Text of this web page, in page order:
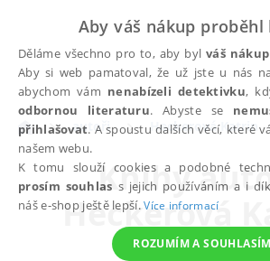
autoři Heckerová Katrin
Knihy
Heckerová
Aby váš nákup proběhl
Děláme všechno pro to, aby bylváš
Aby si web pamatoval, že už jste u nás
abychom vám nenabízeli detektivku,
odbornou literaturu. Abyste se
přihlašovat. A spoustu dalších věcí, které
našem webu.
K tomu slouží cookies a podobné
prosím souhlas s jejich používáním a i
náš e-shop ještě lepší.Více informací
ROZUMÍM A SOUHLASÍM